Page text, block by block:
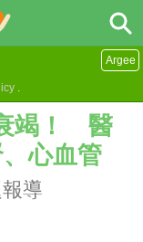
.
Argee
竭！ 醫
心血管
導